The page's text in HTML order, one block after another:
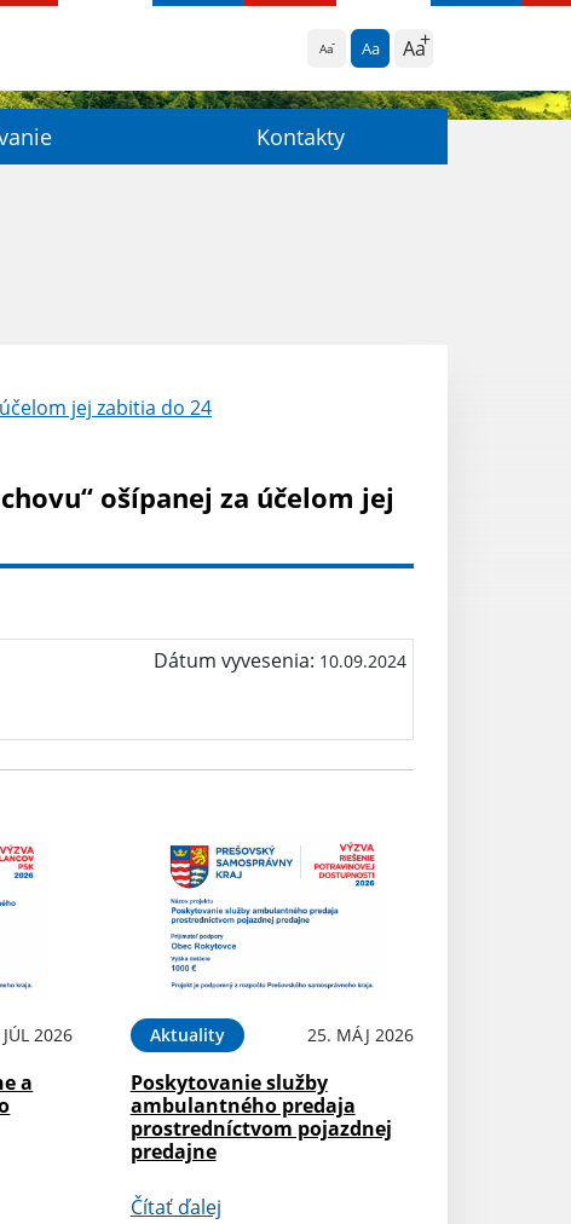
Aa Aa Aa
Kontakty
jej zabitia do 24
ošípanej za účelom jej
Dátum vyvesenia: 10.09.2024
2026
a
Aktuality 25. MÁJ 2026
Poskytovanie služby
ambulantného predaja
prostredníctvom pojazdnej
predajne
Čítať ďalej